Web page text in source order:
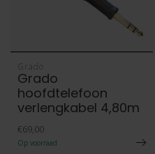
Grado
Grado
hoofdtelefoon
verlengkabel 4,80m
€69,00
Op voorraad